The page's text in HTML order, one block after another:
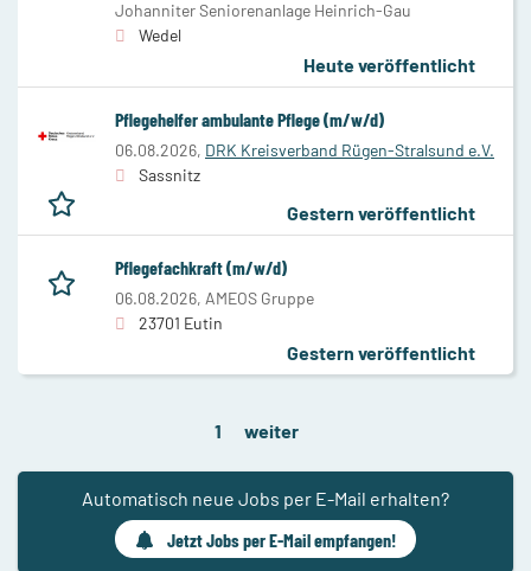
Johanniter Seniorenanlage Heinrich-Gau
Wedel
Heute veröffentlicht
Pflegehelfer ambulante Pflege (m/w/d)
06.08.2026, DRK Kreisverband Rügen-Stralsund e.V.
Sassnitz
Gestern veröffentlicht
Pflegefachkraft (m/w/d)
06.08.2026, AMEOS Gruppe
23701 Eutin
Gestern veröffentlicht
1 weiter
Automatisch neue Jobs per E-Mail erhalten?
Jetzt Jobs per E-Mail empfangen!